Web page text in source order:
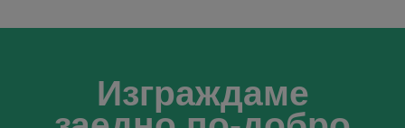
Изграждаме